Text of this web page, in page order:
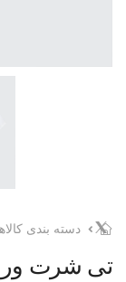
دسته بندی
تی شرت